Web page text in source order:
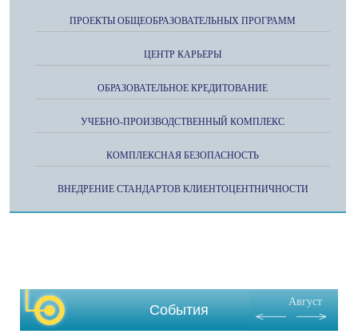
ПРОЕКТЫ ОБЩЕОБРАЗОВАТЕЛЬНЫХ ПРОГРАММ
ЦЕНТР КАРЬЕРЫ
ОБРАЗОВАТЕЛЬНОЕ КРЕДИТОВАНИЕ
УЧЕБНО-ПРОИЗВОДСТВЕННЫЙ КОМПЛЕКС
КОМПЛЕКСНАЯ БЕЗОПАСНОСТЬ
ВНЕДРЕНИЕ СТАНДАРТОВ КЛИЕНТОЦЕНТНИЧНОСТИ
События
Август